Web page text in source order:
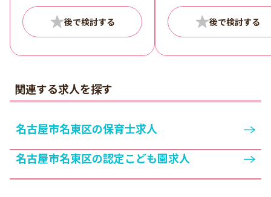
18:00 など
＜歓迎＞ ・フルタイム可能
可能な方 ・18:00～19:00の
なし／持ち帰りなし
関連する求人を探す
名古屋市名東区の保育士求人
名古屋市名東区の認定こども園求人